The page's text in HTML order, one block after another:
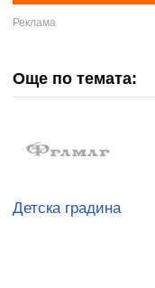
Още по темата:
Детска градина